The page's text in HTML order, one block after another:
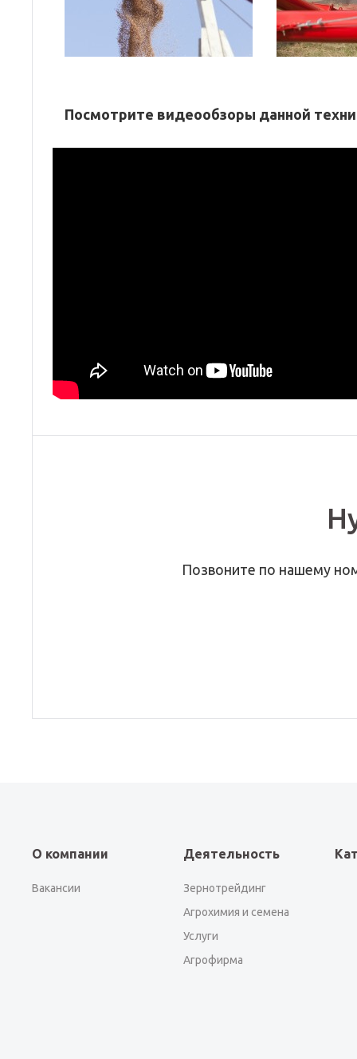
Посмотрите видеообзоры данной
Позвоните по нашему
О компании
Вакансии
Деятельность
Зернотрейдинг
Агрохимия и семена
Услуги
Агрофирма